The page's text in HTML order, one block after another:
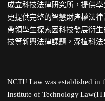
成立科技法律研究所，提供
更提供完整的智慧財產權法
帶領學生探索因科技發展衍
技等新興法律課題，深植科
NCTU Law was established in
Institute of Technology